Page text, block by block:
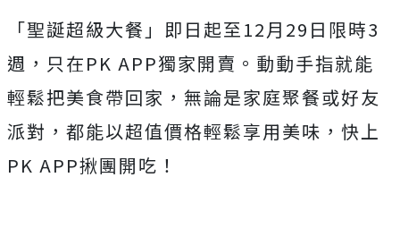
「聖誕超級大餐」即日起至12月29日限時3
週，只在PK APP獨家開賣。動動手指就能
輕鬆把美食帶回家，無論是家庭聚餐或好友
派對，都能以超值價格輕鬆享用美味，快上
PK APP揪團開吃！